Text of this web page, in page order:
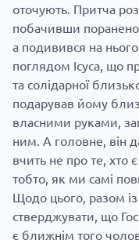
оточують. Притча
побачивши
а подивився на
поглядом Ісуса, що
та солідарної
подарував йому
власними руками,
ним. А головне, він
вчить не про те, хто
тобто, як ми самі
Щодо цього, разом
стверджувати, що
є ближнім того